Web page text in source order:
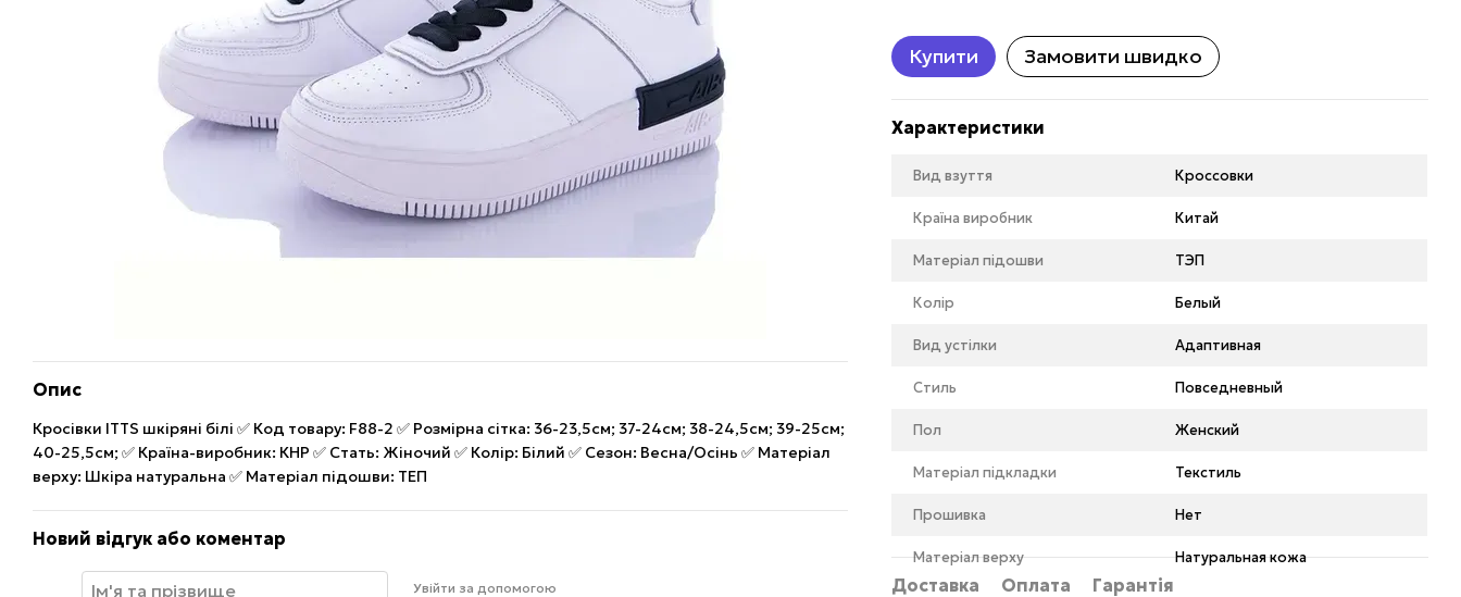
Опис
Кросівки ITTS шкіряні білі ✅ Код товару: F88-2 ✅ Розмірна сітка: 36-23,5см; 37-24см; 38-24,5см; 39-25см;
40-25,5см; ✅ Країна-виробник: КНР ✅ Стать: Жіночий ✅ Колір: Білий ✅ Сезон: Весна/Осінь ✅ Матеріал
верху: Шкіра натуральна ✅ Матеріал підошви: ТЕП
Новий відгук або коментар
Увійти за допомогою
Купити Замовити швидко
Характеристики
Вид взуття Кроссовки
Країна виробник Китай
Матеріал підошви ТЭП
Колір Белый
Вид устілки Адаптивная
Стиль Повседневный
Пол Женский
Матеріал підкладки Текстиль
Прошивка Нет
Матеріал верху Натуральная кожа
Доставка Оплата Гарантія